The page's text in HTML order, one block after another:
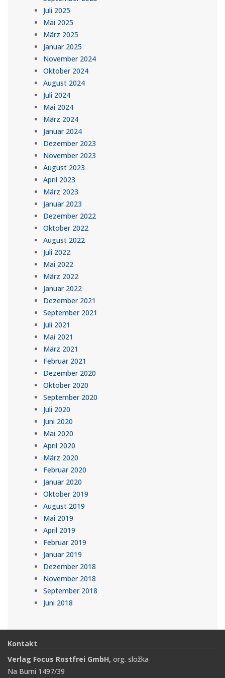
Juli 2025
Mai 2025
März 2025
Januar 2025
November 2024
Oktober 2024
August 2024
Juli 2024
Mai 2024
März 2024
Januar 2024
Dezember 2023
November 2023
August 2023
April 2023
März 2023
Januar 2023
Dezember 2022
Oktober 2022
August 2022
Juli 2022
Mai 2022
März 2022
Januar 2022
Dezember 2021
September 2021
Juli 2021
Mai 2021
März 2021
Februar 2021
Dezember 2020
Oktober 2020
September 2020
Juli 2020
Juni 2020
Mai 2020
April 2020
März 2020
Februar 2020
Januar 2020
Oktober 2019
August 2019
Mai 2019
April 2019
Februar 2019
Januar 2019
Dezember 2018
November 2018
September 2018
Juni 2018
Kontakt
Verlag Focus Rostfrei GmbH, org. složka
Na Burni 1497/39